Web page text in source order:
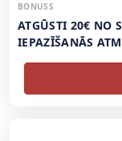
BONUSS
ATGŪSTI 20€ NO
IEPAZĪŠANĀS